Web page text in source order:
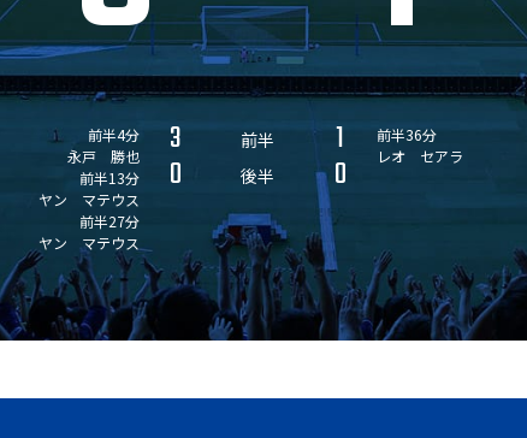
前半4分
永戸 勝也
前半13分
ヤン マテウス
前半27分
ヤン マテウス
3 前半
1
0
後半 0
前半36分
レオ セアラ